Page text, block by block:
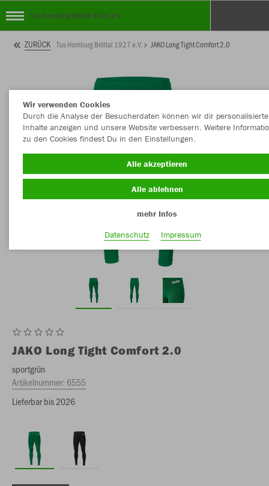
Tus Homburg Bröltal 1927 e.V.
ZURÜCK Tus Homburg Bröltal 1927 e.V. JAKO Long Tight Comfort 2.0
JAKO Long Tight Comfort 2.0
sportgrün
Artikelnummer: 6555
Lieferbar bis 2026
Wir verwenden Cookies
Durch die Analyse der Besucherdaten können wir dir personalisierte
Inhalte anzeigen und unsere Website verbessern. Weitere
zu den Cookies findest Du in den Einstellungen.
Alle akzeptieren
Alle ablehnen
mehr Infos
Datenschutz
Impressum